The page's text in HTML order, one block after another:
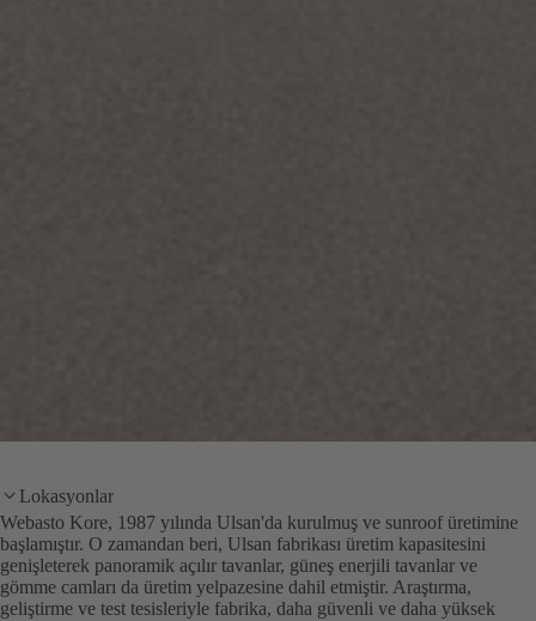
Lokasyonlar
Webasto Kore, 1987 yılında Ulsan'da kurulmuş ve sunroof üretimine
başlamıştır. O zamandan beri, Ulsan fabrikası üretim kapasitesini
genişleterek panoramik açılır tavanlar, güneş enerjili tavanlar ve
gömme camları da üretim yelpazesine dahil etmiştir. Araştırma,
geliştirme ve test tesisleriyle fabrika, daha güvenli ve daha yüksek